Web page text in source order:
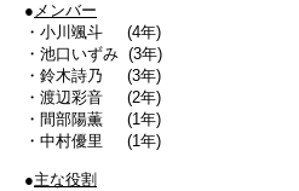
● メンバー
・小川颯斗 (4年)
・池口いずみ (3年)
・鈴木詩乃 (3年)
・渡辺彩音 (2年)
・間部陽薫 (1年)
・中村優里 (1年)
●主な役割